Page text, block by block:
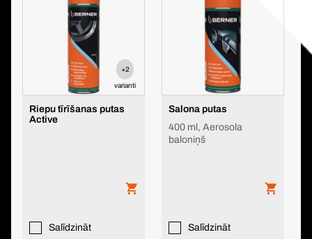
+2
varianti
Riepu tīrīšanas putas
Active
Salīdzināt
Salona putas
400 ml, Aerosola
baloniņš
Salīdzināt